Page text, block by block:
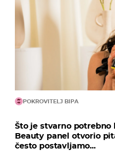
POKROVITELJ BIPA
Što je stvarno potrebno
Beauty panel otvorio
često postavljamo...